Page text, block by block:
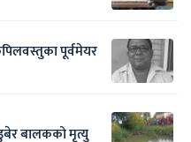
पूर्वमेयर
बालकको मृत्यु